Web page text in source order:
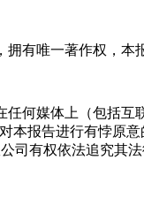
有唯一著作权，
何媒体上（包括
报告进行有悖原
司有权依法追究其法